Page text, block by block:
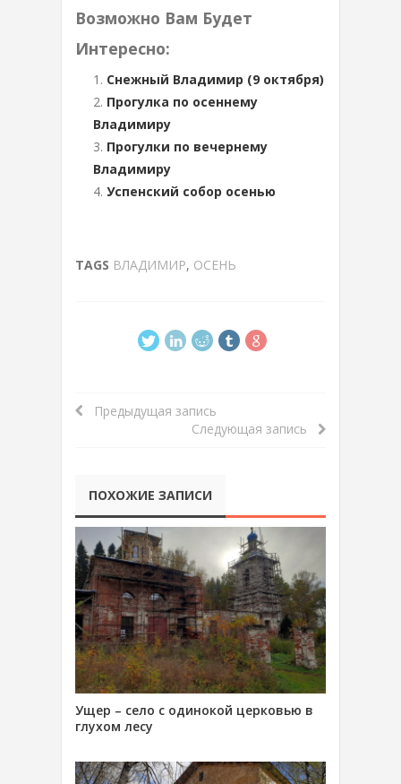
Возможно Вам Будет
Интересно:
Снежный Владимир (9 октября)
Прогулка по осеннему
Владимиру
Прогулки по вечернему
Владимиру
Успенский собор осенью
TAGS ВЛАДИМИР, ОСЕНЬ
Предыдущая запись
Следующая запись
ПОХОЖИЕ ЗАПИСИ
Ущер – село с одинокой церковью в
глухом лесу